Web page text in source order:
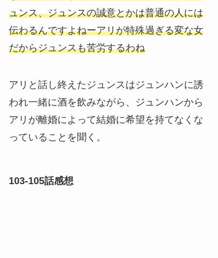
ュンス、ジュンスの誠意とかは普通の人には
伝わるんですよねーアリが特殊過ぎる変な女
だからジュンスも苦労するわね
アリと話し終えたジュンスはジュンハンに誘
われ一緒に酒を飲みながら、ジュンハンから
アリが離婚によって結婚に希望を持てなくな
っていることを聞く。
103-105話感想